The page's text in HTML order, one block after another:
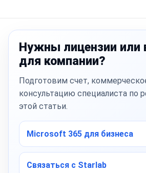
Нужны лицензии или
для компании?
Подготовим счет,
консультацию специалиста по
этой статьи.
Microsoft 365 для бизнеса
Связаться с Starlab